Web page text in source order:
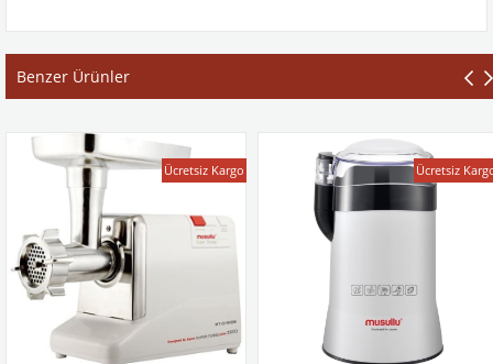
Benzer Ürünler
Ücretsiz Kargo Ücretsiz Kargo